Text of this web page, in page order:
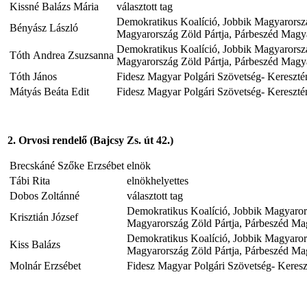
Kissné Balázs Mária
választott tag
Bényász László
Demokratikus Koalíció, Jobbik
Magyarország Zöld Pártja, Párbeszéd
Tóth Andrea Zsuzsanna
Demokratikus Koalíció, Jobbik
Magyarország Zöld Pártja, Párbeszéd
Tóth János
Fidesz Magyar Polgári Szövetség-
Mátyás Beáta Edit
Fidesz Magyar Polgári Szövetség-
2. Orvosi rendelő (Bajcsy Zs. út 42.)
Brecskáné Szőke Erzsébet elnök
Tábi Rita
elnökhelyettes
Dobos Zoltánné
választott tag
Krisztián József
Demokratikus Koalíció, Jobbik
Magyarország Zöld Pártja, Párbeszéd
Kiss Balázs
Demokratikus Koalíció, Jobbik
Magyarország Zöld Pártja, Párbeszéd
Molnár Erzsébet
Fidesz Magyar Polgári Szövetség-